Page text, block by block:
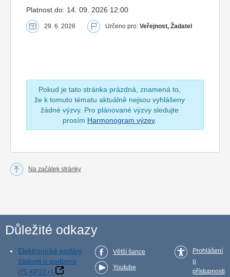
Platnost do: 14. 09. 2026 12:00
29. 6. 2026 Určeno pro: Veřejnost, Žadatel
Pokud je tato stránka prázdná, znamená to,
že k tomuto tématu aktuálně nejsou vyhlášeny
žádné výzvy. Pro plánované výzvy sledujte
prosím Harmonogram výzev.
Na začátek stránky
Důležité odkazy
Elektronické podání
žádosti o podporu
(IS KP21+)
Větší šance
Youtube
Prohlášení
o
přístupnosti